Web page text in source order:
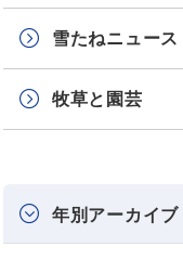
雪たねニュース
牧草と園芸
年別アーカイブ